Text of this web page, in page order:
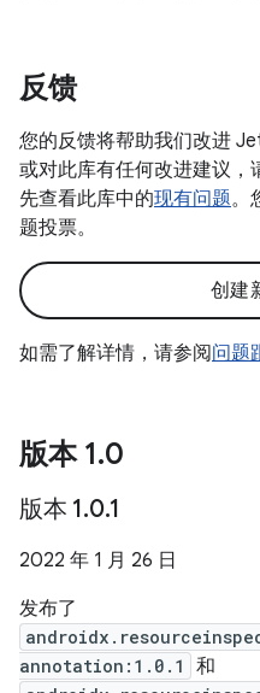
反馈
您的反馈将帮助我们改进
或对此库有任何改进建议，
先查看此库中的现有问题。
题投票。
创建
如需了解详情，请参阅问题
版本 1.0
版本 1.0.1
2022 年 1 月 26 日
发布了
annotation:1.0.1
和